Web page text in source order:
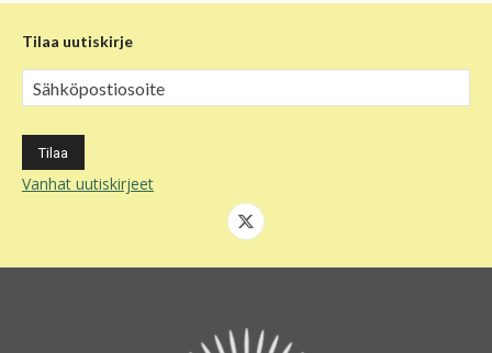
Tilaa uutiskirje
Vanhat uutiskirjeet